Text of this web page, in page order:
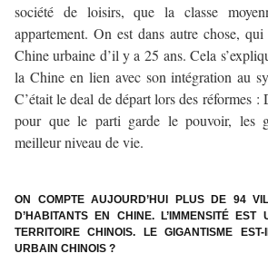
société de loisirs, que la classe
appartement. On est dans autre chose,
Chine urbaine d’il y a 25 ans. Cela
la Chine en lien avec son intégration au
C’était le deal de départ lors des réformes
pour que le parti garde le pouvoir, les
meilleur niveau de vie.
ON COMPTE AUJOURD’HUI PLUS DE 94
D’HABITANTS EN CHINE. L’IMMENSITÉ
TERRITOIRE CHINOIS. LE GIGANTISME
URBAIN CHINOIS ?